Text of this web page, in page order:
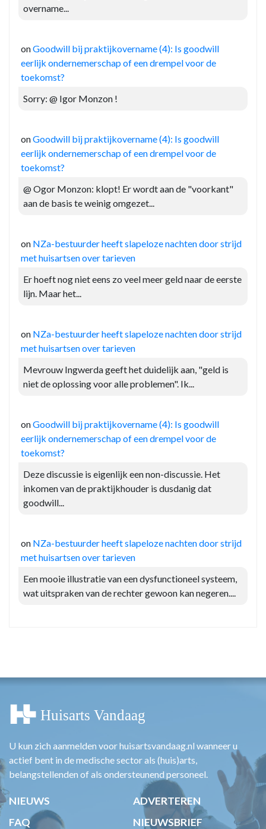
overname...
onGoodwill bij praktijkovername (4): Is goodwill
eerlijk ondernemerschap of een drempel voor de
toekomst?
Sorry: @ Igor Monzon !
onGoodwill bij praktijkovername (4): Is goodwill
eerlijk ondernemerschap of een drempel voor de
toekomst?
@ Ogor Monzon: klopt! Er wordt aan de "voorkant"
aan de basis te weinig omgezet...
on NZa-bestuurder heeft slapeloze nachten door strijd
met huisartsen over tarieven
Er hoeft nog niet eens zo veel meer geld naar de eerste
lijn. Maar het...
on NZa-bestuurder heeft slapeloze nachten door strijd
met huisartsen over tarieven
Mevrouw Ingwerda geeft het duidelijk aan, "geld is
niet de oplossing voor alle problemen". Ik...
onGoodwill bij praktijkovername (4): Is goodwill
eerlijk ondernemerschap of een drempel voor de
toekomst?
Deze discussie is eigenlijk een non-discussie. Het
inkomen van de praktijkhouder is dusdanig dat
goodwill...
on NZa-bestuurder heeft slapeloze nachten door strijd
met huisartsen over tarieven
Een mooie illustratie van een dysfunctioneel systeem,
wat uitspraken van de rechter gewoon kan negeren....
U kun zich aanmelden voor huisartsvandaag.nl wanneer u
actief bent in de medische sector als (huis)arts,
belangstellenden of als ondersteunend personeel.
NIEUWS
ADVERTEREN
FAQ
NIEUWSBRIEF